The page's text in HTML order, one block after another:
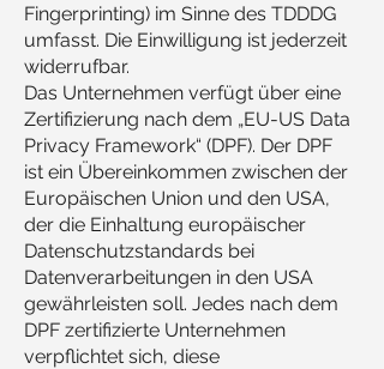
Fingerprinting) im Sinne des TDDDG
umfasst. Die Einwilligung ist jederzeit
widerrufbar.
Das Unternehmen verfügt über eine
Zertifizierung nach dem „EU-US Data
Privacy Framework“ (DPF). Der DPF
ist ein Übereinkommen zwischen der
Europäischen Union und den USA,
der die Einhaltung europäischer
Datenschutzstandards bei
Datenverarbeitungen in den USA
gewährleisten soll. Jedes nach dem
DPF zertifizierte Unternehmen
verpflichtet sich, diese